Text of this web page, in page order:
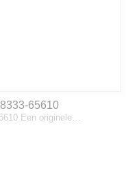
65610
Een originele…